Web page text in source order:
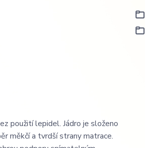
použití lepidel. Jádro je složeno
měkčí a tvrdší strany matrace.